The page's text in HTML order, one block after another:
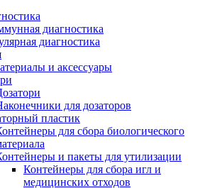
диагностика
диагностика
и аксессуары
для дозаторов
пластик
для сбора биологического
и пакеты для утилизации
Контейнеры для сбора игл и
медицинских отходов